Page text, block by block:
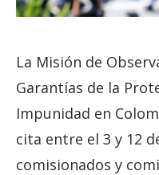
La Misión de
Garantías de la
Impunidad en
cita entre el 3 y 12
comisionados y